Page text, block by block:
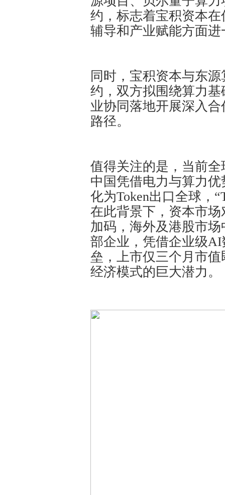
约，标志着宝积资本
辅导和产业赋能方面
同时，宝积资本与东
约，双方拟围绕算力
业协同落地开展深入
路径。
值得关注的是，当前
中国凭借电力与算力
化为Token出口全球，
在此背景下，资本市
加码，海外及港股市
部企业，凭借企业级
垒，上市仅三个月市
经济模式的巨大潜力。